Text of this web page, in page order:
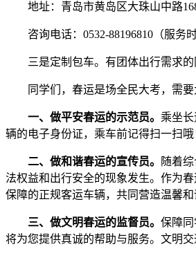
地址：青岛市黄岛区大珠山中路
咨询电话：0532-88196810（服务时
三是定制包车。有团体出行需求的
同学们，春运是场全民大考，需要
一、做平安春运的示范员。 乘坐
辆的电子身份证，乘车前记得扫一扫哦
二、做和谐春运的宣传员。
随着
法权益和出行安全的现象发生。作为
保障的正规客运车辆，共同营造温馨和
三、做文明春运的监督员。 保障同
将为您提供真诚的帮助与服务。文明交